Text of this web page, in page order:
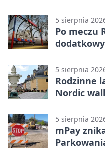
5 sierpnia
Po meczu
5 sierpnia
Rodzinne
Nordic
5 sierpnia
mPay